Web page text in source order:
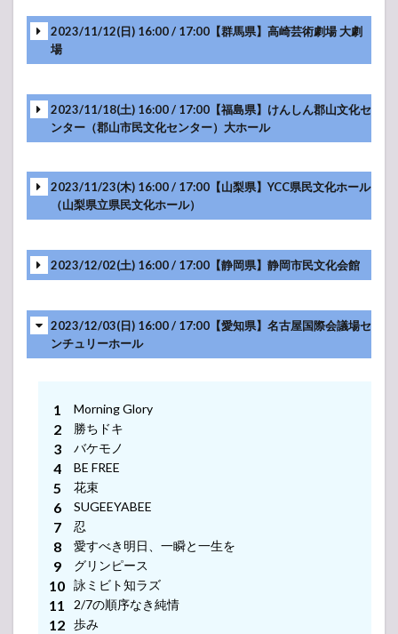
-アンコール-
-アンコール-
-アンコール-
-アンコール-
-アンコール-
2023/11/12(日) 16:00 / 17:00【群馬県】高崎芸術劇場 大劇
場
-アンコール-
2023/11/18(土) 16:00 / 17:00【福島県】けんしん郡山文化セ
ンター（郡山市民文化センター）大ホール
-アンコール-
2023/11/23(木) 16:00 / 17:00【山梨県】YCC県民文化ホール
（山梨県立県民文化ホール）
2023/12/02(土) 16:00 / 17:00【静岡県】静岡市民文化会館
2023/12/03(日) 16:00 / 17:00【愛知県】名古屋国際会議場セ
ンチュリーホール
Morning Glory
勝ちドキ
バケモノ
BE FREE
花束
SUGEEYABEE
忍
愛すべき明日、一瞬と一生を
グリンピース
詠ミビト知ラズ
2/7の順序なき純情
歩み